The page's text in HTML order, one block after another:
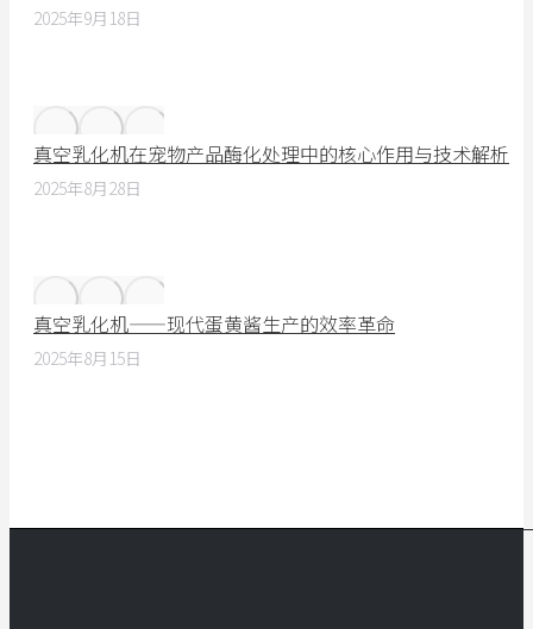
2025年9月18日
真空乳化机在宠物产品酶化处理中的核心作用与技术解析
2025年8月28日
真空乳化机——现代蛋黄酱生产的效率革命
2025年8月15日